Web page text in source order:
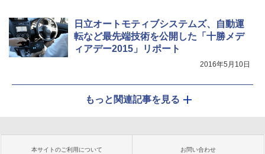
日立オートモティブシステムズ、自動運
転など最先端技術を公開した「十勝メデ
ィアデー2015」リポート
2016年5月10日
もっと関連記事を見る
本サイトのご利用について お問い合わせ